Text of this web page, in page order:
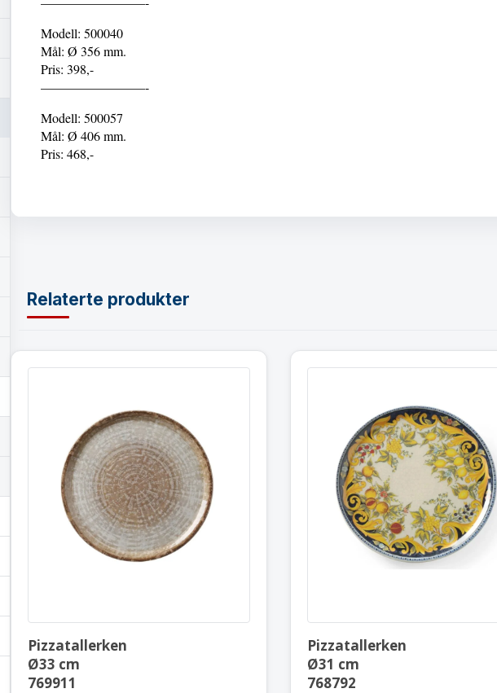
Modell: 500040
Mål: Ø 356 mm.
Pris: 398,-
————————-
Modell: 500057
Mål: Ø 406 mm.
Pris: 468,-
Relaterte produkter
Pizzatallerken
Ø33 cm
769911
Pizzatallerken
Ø33 cm
769911
Pizzatallerken
Ø31 cm
768792
Pizzatallerken
Ø31 cm
768792